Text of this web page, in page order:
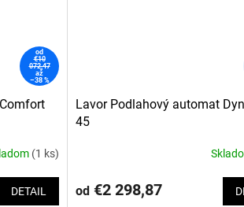
od
€10
072,47
až
–38 %
(1 ks)
DETAIL
Lavor Podlahový automat
45
od €2 298,87